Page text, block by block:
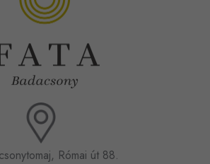
Római út 88.